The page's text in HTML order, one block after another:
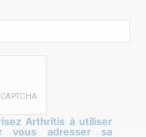
Arthritis à utiliser
vous adresser sa